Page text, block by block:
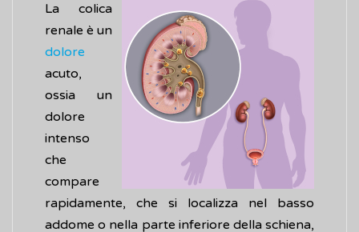
La colica
renale è un
dolore
acuto,
ossia un
dolore
intenso
che
compare
rapidamente, che si localizza nel basso
addome o nella parte inferiore della schiena,